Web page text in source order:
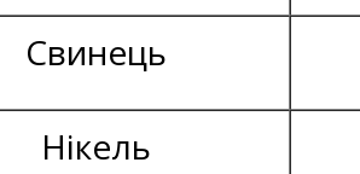
Свинець
Нікель